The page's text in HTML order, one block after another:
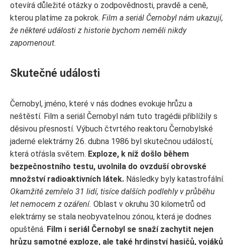
otevírá důležité otázky o zodpovědnosti, pravdě a ceně,
kterou platíme za pokrok. Film a seriál Černobyl nám ukazují,
že některé události z historie bychom neměli nikdy
zapomenout.
Skutečné události
Černobyl, jméno, které v nás dodnes evokuje hrůzu a
neštěstí. Film a seriál Černobyl nám tuto tragédii přiblížily s
děsivou přesností. Výbuch čtvrtého reaktoru Černobylské
jaderné elektrárny 26. dubna 1986 byl skutečnou událostí,
která otřásla světem. Exploze, k níž došlo během
bezpečnostního testu, uvolnila do ovzduší obrovské
množství radioaktivních látek. Následky byly katastrofální.
Okamžitě zemřelo 31 lidí, tisíce dalších podlehly v průběhu
let nemocem z ozáření. Oblast v okruhu 30 kilometrů od
elektrárny se stala neobyvatelnou zónou, která je dodnes
opuštěná. Film i seriál Černobyl se snaží zachytit nejen
hrůzu samotné exploze, ale také hrdinství hasičů, vojáků